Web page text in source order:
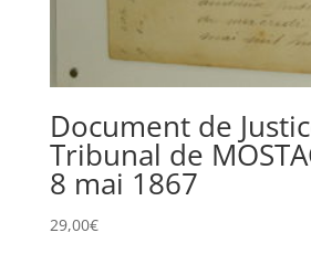
Document de
Tribunal de
8 mai 1867
29,00€